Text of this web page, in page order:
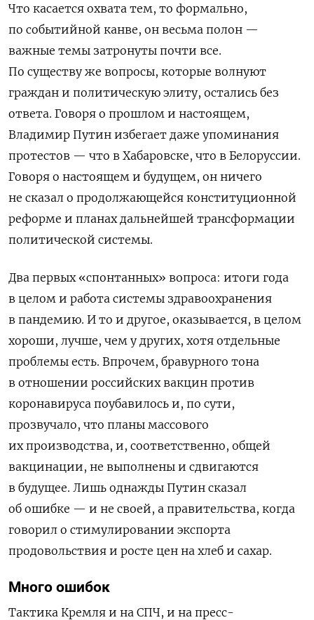
Что касается охвата тем, то формально,
по событийной канве, он весьма полон —
важные темы затронуты почти все.
По существу же вопросы, которые волнуют
граждан и политическую элиту, остались без
ответа. Говоря о прошлом и настоящем,
Владимир Путин избегает даже упоминания
протестов — что в Хабаровске, что в Белоруссии.
Говоря о настоящем и будущем, он ничего
не сказал о продолжающейся конституционной
реформе и планах дальнейшей трансформации
политической системы.
Два первых «спонтанных» вопроса: итоги года
в целом и работа системы здравоохранения
в пандемию. И то и другое, оказывается, в целом
хороши, лучше, чем у других, хотя отдельные
проблемы есть. Впрочем, бравурного тона
в отношении российских вакцин против
коронавируса поубавилось и, по сути,
прозвучало, что планы массового
их производства, и, соответственно, общей
вакцинации, не выполнены и сдвигаются
в будущее. Лишь однажды Путин сказал
об ошибке — и не своей, а правительства, когда
говорил о стимулировании экспорта
продовольствия и росте цен на хлеб и сахар.
Много ошибок
Тактика Кремля и на СПЧ, и на пресс-